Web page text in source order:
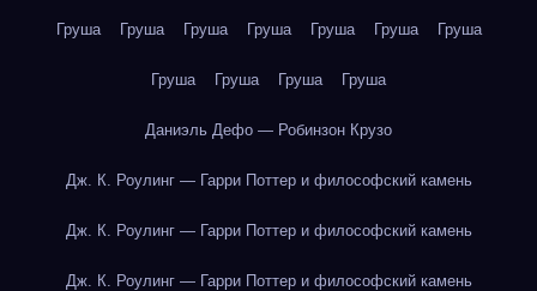
Груша Груша Груша Груша Груша Груша Груша
Груша Груша Груша Груша
Даниэль Дефо — Робинзон Крузо
Дж. К. Роулинг — Гарри Поттер и философский камень
Дж. К. Роулинг — Гарри Поттер и философский камень
Дж. К. Роулинг — Гарри Поттер и философский камень